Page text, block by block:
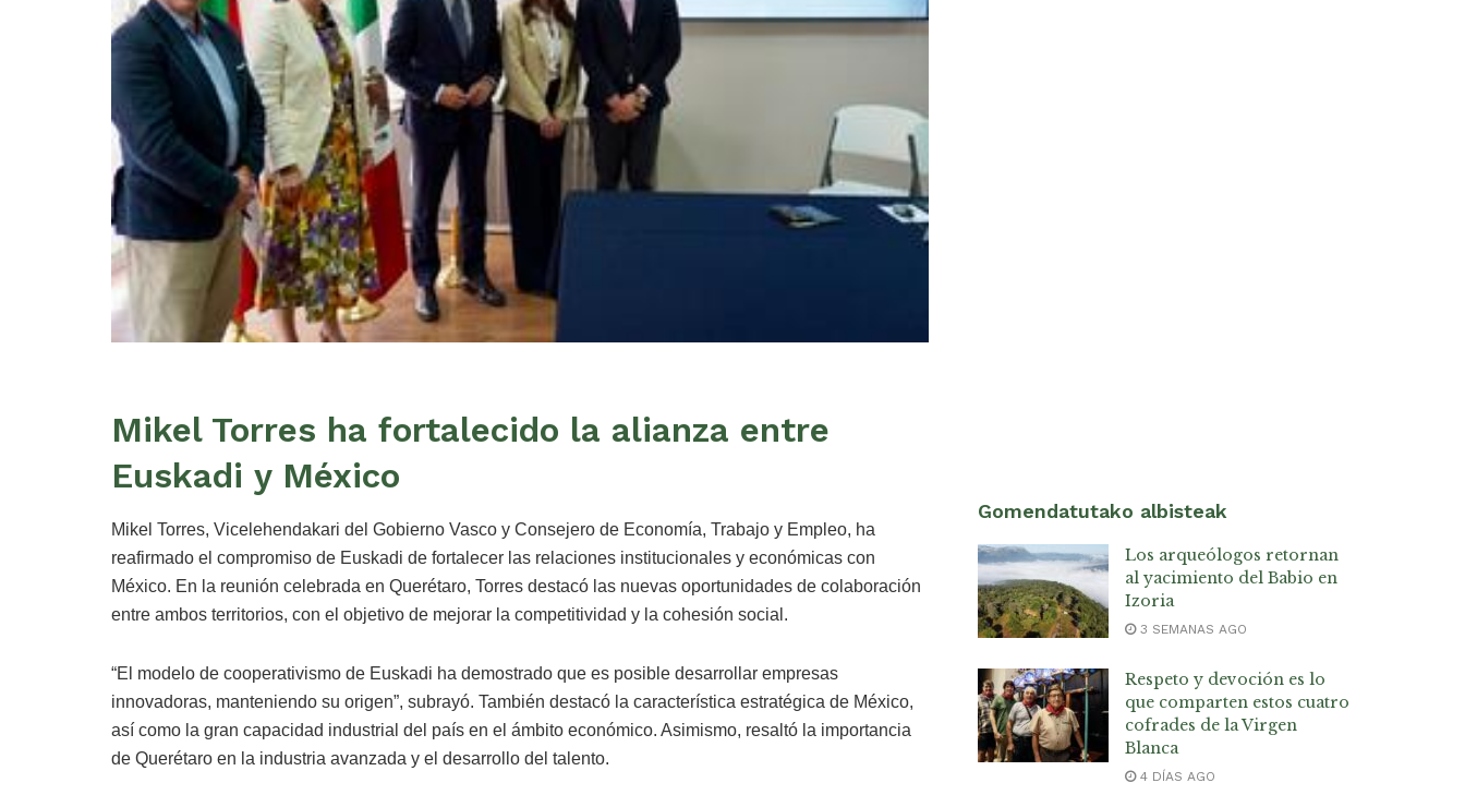
Mikel Torres ha fortalecido la alianza entre
Euskadi y México
Mikel Torres, Vicelehendakari del Gobierno Vasco y Consejero de Economía, Trabajo y Empleo, ha
reafirmado el compromiso de Euskadi de fortalecer las relaciones institucionales y económicas con
México. En la reunión celebrada en Querétaro, Torres destacó las nuevas oportunidades de colaboración
entre ambos territorios, con el objetivo de mejorar la competitividad y la cohesión social.
“El modelo de cooperativismo de Euskadi ha demostrado que es posible desarrollar empresas
innovadoras, manteniendo su origen”, subrayó. También destacó la característica estratégica de México,
así como la gran capacidad industrial del país en el ámbito económico. Asimismo, resaltó la importancia
de Querétaro en la industria avanzada y el desarrollo del talento.
Gomendatutako albisteak
Los arqueólogos retornan
al yacimiento del Babio en
Izoria
3 SEMANAS AGO
Respeto y devoción es lo
que comparten estos cuatro
cofrades de la Virgen
Blanca
4 DÍAS AGO